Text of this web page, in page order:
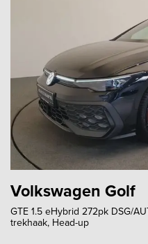
Volkswagen Golf
GTE 1.5 eHybrid 272pk DSG/
trekhaak, Head-up